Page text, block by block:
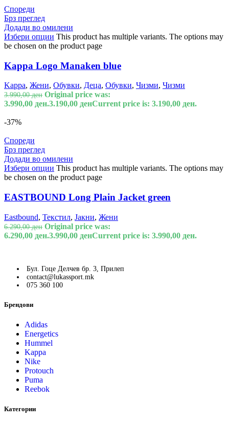
Спореди
Брз преглед
Додади во омилени
Избери опции This product has multiple variants. The options may
be chosen on the product page
Kappa Logo Manaken blue
Kappa, Жени, Обувки, Деца, Обувки, Чизми, Чизми
3.990,00ден Original price was:
3.990,00 ден.3.190,00 денCurrent price is: 3.190,00 ден.
-37%
Спореди
Брз преглед
Додади во омилени
Избери опции This product has multiple variants. The options may
be chosen on the product page
EASTBOUND Long Plain Jacket green
Eastbound, Текстил, Јакни, Жени
6.290,00ден Original price was:
6.290,00 ден.3.990,00 денCurrent price is: 3.990,00 ден.
Бул. Гоце Делчев бр. 3, Прилеп
contact@lukassport.mk
075 360 100
Брендови
Adidas
Energetics
Hummel
Kappa
Nike
Protouch
Puma
Reebok
Категории